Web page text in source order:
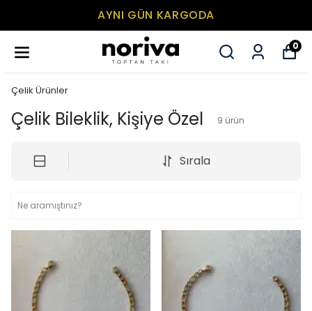
AYNI GÜN KARGODA
0
Çelik Ürünler
Çelik Bileklik, Kişiye Özel 9 ürün
Sırala